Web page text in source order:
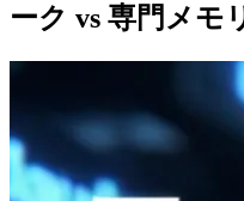
ーク vs 専門メモ